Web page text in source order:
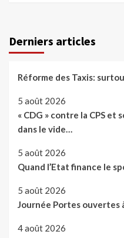
Derniers articles
Réforme des Taxis:
5 août 2026
« CDG » contre la CPS
dans le vide…
5 août 2026
Quand l’Etat finance le
5 août 2026
Journée Portes ouvertes
4 août 2026